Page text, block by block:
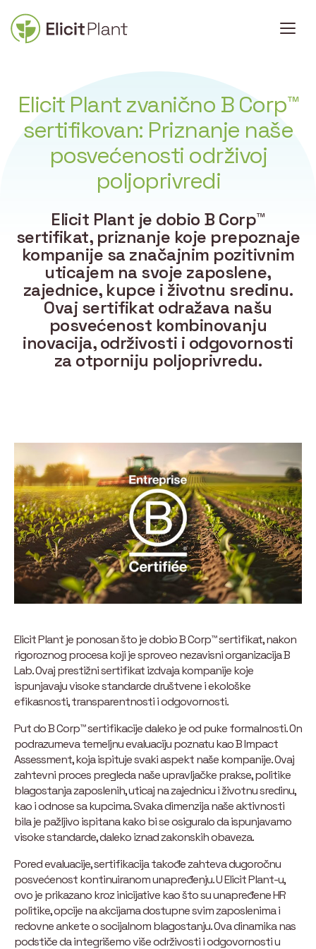
Elicit Plant zvanično B Corp™
sertifikovan: Priznanje naše
posvećenosti održivoj
poljoprivredi
Elicit Plant je dobio B Corp™
sertifikat, priznanje koje prepoznaje
kompanije sa značajnim pozitivnim
uticajem na svoje zaposlene,
zajednice, kupce i životnu sredinu.
Ovaj sertifikat odražava našu
posvećenost kombinovanju
inovacija, održivosti i odgovornosti
za otporniju poljoprivredu.
Elicit Plant je ponosan što je dobio B Corp™ sertifikat, nakon
rigoroznog procesa koji je sproveo nezavisni organizacija B
Lab. Ovaj prestižni sertifikat izdvaja kompanije koje
ispunjavaju visoke standarde društvene i ekološke
efikasnosti, transparentnosti i odgovornosti.
Put do B Corp™ sertifikacije daleko je od puke formalnosti. On
podrazumeva temeljnu evaluaciju poznatu kao B Impact
Assessment, koja ispituje svaki aspekt naše kompanije. Ovaj
zahtevni proces pregleda naše upravljačke prakse, politike
blagostanja zaposlenih, uticaj na zajednicu i životnu sredinu,
kao i odnose sa kupcima. Svaka dimenzija naše aktivnosti
bila je pažljivo ispitana kako bi se osiguralo da ispunjavamo
visoke standarde, daleko iznad zakonskih obaveza.
Pored evaluacije, sertifikacija takođe zahteva dugoročnu
posvećenost kontinuiranom unapređenju. U Elicit Plant-u,
ovo je prikazano kroz inicijative kao što su unapređene HR
politike, opcije na akcijama dostupne svim zaposlenima i
redovne ankete o socijalnom blagostanju. Ova dinamika nas
podstiče da integrišemo više održivosti i odgovornosti u